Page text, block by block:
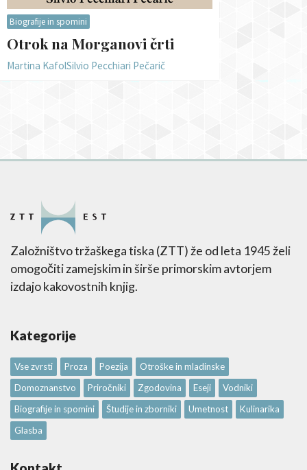
Biografije in spomini
Otrok na Morganovi črti
Martina KafolSilvio Pecchiari Pečarič
Založništvo tržaškega tiska (ZTT) že od leta 1945 želi
omogočiti zamejskim in širše primorskim avtorjem
izdajo kakovostnih knjig.
Kategorije
Vse zvrsti Proza Poezija
Otroške in mladinske
Domoznanstvo
Priročniki Zgodovina Eseji
Vodniki
Biografije in spomini
Študije in zborniki Umetnost
Kulinarika
Glasba